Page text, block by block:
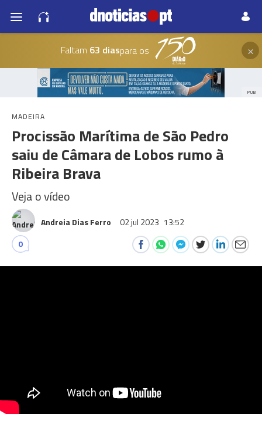
Faltam 63 diaspara os ×
PUB
MADEIRA
Procissão Marítima de São Pedro
saiu de Câmara de Lobos rumo à
Ribeira Brava
Veja o vídeo
Andreia Dias Ferro 02 jul 2023 13:52
0